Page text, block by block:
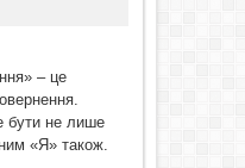
– це
бути не лише
«Я» також.